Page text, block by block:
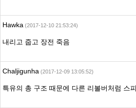
Hawka (2017-12-10 21:53:24)
내리고 줍고 장전 죽음
Chaljigunha (2017-12-09 13:05:52)
특유의 총 구조 때문에 다른 리볼버처럼 스